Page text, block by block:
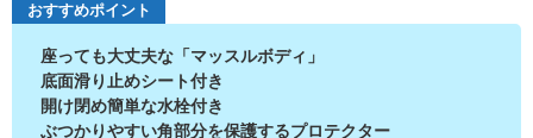
おすすめポイント
座っても大丈夫な「マッスルボディ」
底面滑り止めシート付き
開け閉め簡単な水栓付き
ぶつかりやすい角部分を保護するプロテクター